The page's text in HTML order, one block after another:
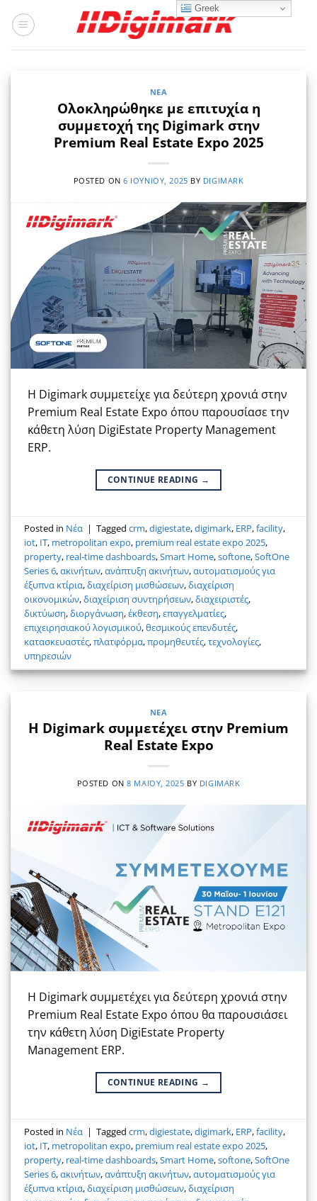
στο
ΝΈΑ
Ολοκληρώθηκε με επιτυχία η
συμμετοχή της Digimark στην
Premium Real Estate Expo 2025
POSTED ON6 ΙΟΥΝΊΟΥ, 2025 BY DIGIMARK
Η Digimark συμμετείχε για δεύτερη χρονιά στην
Premium Real Estate Expo όπου παρουσίασε την
κάθετη λύση DigiEstate Property Management
ERP.
CONTINUE READING →
Posted in Νέα | Taggedcrm,digiestate,digimark, ERP,facility,
iot, IT, metropolitan expo, premium real estate expo 2025,
property, real-time dashboards,Smart Home,softone,SoftOne
Series 6,ακινήτων,ανάπτυξη ακινήτων,αυτοματισμούς για
έξυπνα κτίρια,διαχείριση μισθώσεων,διαχείριση
οικονομικών,διαχείριση συντηρήσεων,διαχειριστές,
δικτύωση,διοργάνωση,έκθεση,επαγγελματίες,
επιχειρησιακού λογισμικού,θεσμικούς επενδυτές,
κατασκευαστές,πλατφόρμα,προμηθευτές,τεχνολογίες,
υπηρεσιών
ΝΈΑ
Η Digimark συμμετέχει στην Premium
Real Estate Expo
POSTED ON8 ΜΑΪ́ΟΥ, 2025 BY DIGIMARK
Η Digimark συμμετέχει για δεύτερη χρονιά στην
Premium Real Estate Expo όπου θα παρουσιάσει
την κάθετη λύση DigiEstate Property
Management ERP.
CONTINUE READING →
Posted in Νέα | Taggedcrm,digiestate,digimark, ERP,facility,
iot, IT, metropolitan expo, premium real estate expo 2025,
property, real-time dashboards,Smart Home,softone,SoftOne
Series 6,ακινήτων,ανάπτυξη ακινήτων,αυτοματισμούς για
έξυπνα κτίρια,διαχείριση μισθώσεων,διαχείριση
Greek